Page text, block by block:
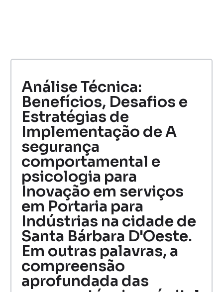
Análise Técnica:
Benefícios, Desafios e
Estratégias de
Implementação de A
segurança
comportamental e
psicologia para
Inovação em serviços
em Portaria para
Indústrias na cidade de
Santa Bárbara D'Oeste.
Em outras palavras, a
compreensão
aprofundada das